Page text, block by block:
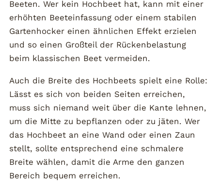
Beeten. Wer kein Hochbeet hat, kann mit einer
erhöhten Beeteinfassung oder einem stabilen
Gartenhocker einen ähnlichen Effekt erzielen
und so einen Großteil der Rückenbelastung
beim klassischen Beet vermeiden.
Auch die Breite des Hochbeets spielt eine Rolle:
Lässt es sich von beiden Seiten erreichen,
muss sich niemand weit über die Kante lehnen,
um die Mitte zu bepflanzen oder zu jäten. Wer
das Hochbeet an eine Wand oder einen Zaun
stellt, sollte entsprechend eine schmalere
Breite wählen, damit die Arme den ganzen
Bereich bequem erreichen.